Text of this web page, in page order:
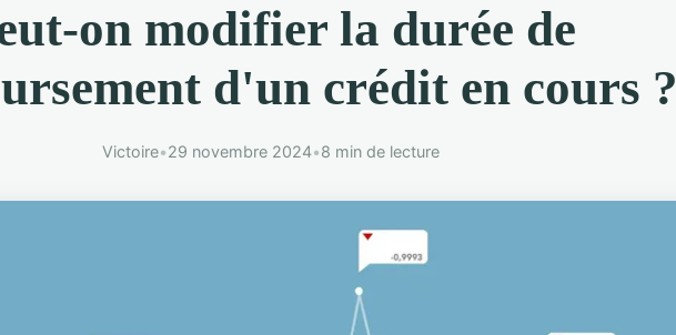
on modifier la durée de
d'un crédit en cours ?
Victoire•29 novembre 2024•8 min de lecture